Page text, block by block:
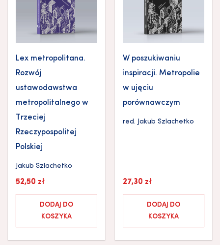
Lex metropolitana.
Rozwój
ustawodawstwa
metropolitalnego w
Trzeciej
Rzeczypospolitej
Polskiej
Jakub Szlachetko
52,50 zł
DODAJ DO
KOSZYKA
W poszukiwaniu
inspiracji. Metropolie
w ujęciu
porównawczym
red. Jakub Szlachetko
27,30 zł
DODAJ DO
KOSZYKA